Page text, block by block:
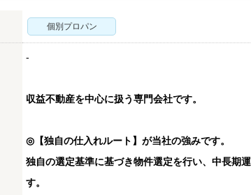
個別プロパン
-
収益不動産を中心に扱う専門会社です。
◎【独自の仕入れルート】が当社の強みです。
独自の選定基準に基づき物件選定を行い、中長期
す。